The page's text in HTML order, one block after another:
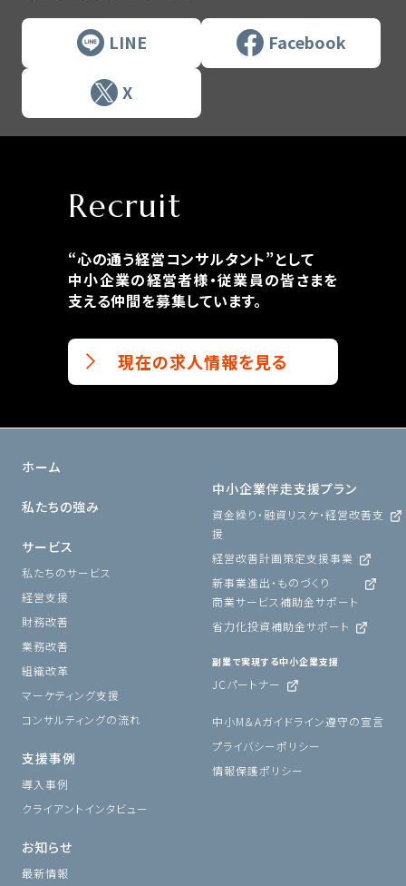
LINE Facebook
X
Recruit
“心の通う経営コンサルタント”として
中小企業の経営者様・従業員の皆さまを
支える仲間を募集しています。
現在の求人情報を見る
ホーム
私たちの強み
サービス
私たちのサービス
経営支援
財務改善
業務改善
組織改革
マーケティング支援
コンサルティングの流れ
支援事例
導入事例
クライアントインタビュー
お知らせ
最新情報
中小企業伴走支援プラン
資金繰り・融資リスケ・経営改善支
援
経営改善計画策定支援事業
新事業進出・ものづくり
商業サービス補助金サポート
省力化投資補助金サポート
副業で実現する中小企業支援
JCパートナー
中小M＆Aガイドライン遵守の宣言
プライバシーポリシー
情報保護ポリシー